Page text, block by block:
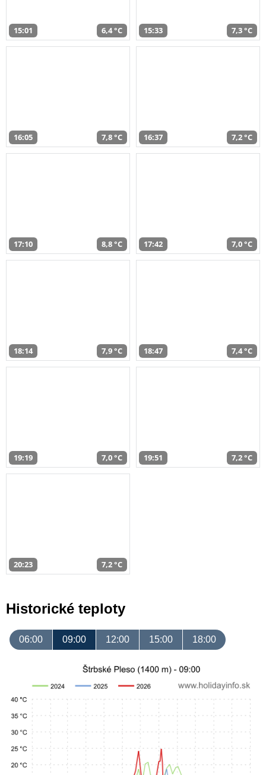
15:01 6,4 °C 15:33 7,3 °C
16:05 7,8 °C 16:37 7,2 °C
17:10 8,8 °C 17:42 7,0 °C
18:14 7,9 °C 18:47 7,4 °C
19:19 7,0 °C 19:51 7,2 °C
20:23 7,2 °C
Historické teploty
06:00 09:00 12:00 15:00 18:00